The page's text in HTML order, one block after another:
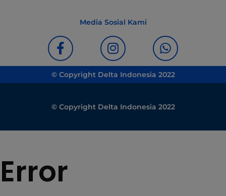
Media Sosial Kami
© Copyright Delta Indonesia 2022
© Copyright Delta Indonesia 2022
Error